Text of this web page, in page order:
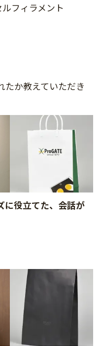
フィラメント
たか教えていただき
に役立てた、会話が